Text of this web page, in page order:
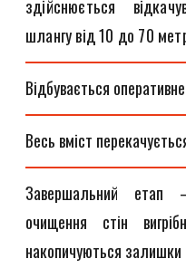
здійснюється
шлангу від 10 до 70
Відбувається
Весь вміст
Завершальний етап
очищення стін
накопичуються залишки